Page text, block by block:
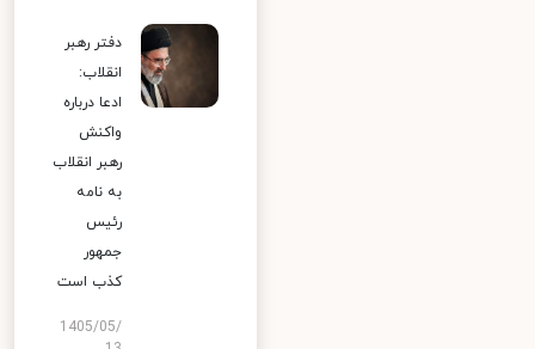
دفتر رهبر
انقلاب:
ادعا درباره
واکنش
رهبر انقلاب
به نامه
رئیس
جمهور
کذب است
1405/05/